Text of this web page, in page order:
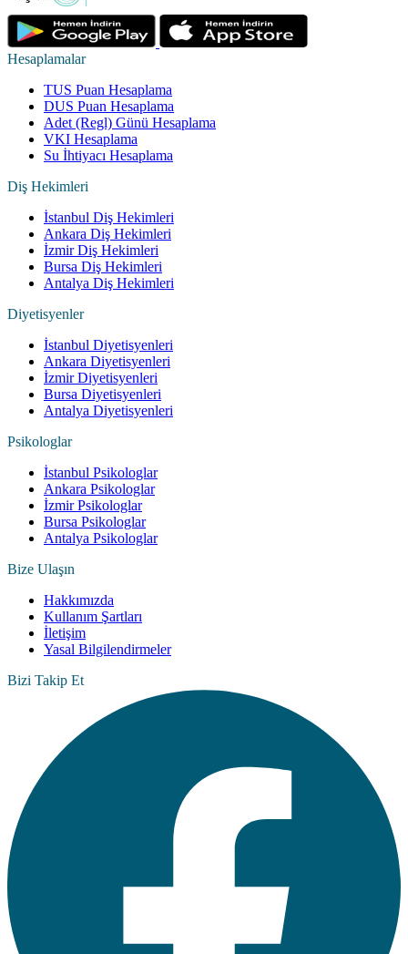
Hesaplamalar
TUS Puan Hesaplama
DUS Puan Hesaplama
Adet (Regl) Günü Hesaplama
VKI Hesaplama
Su İhtiyacı Hesaplama
Diş Hekimleri
İstanbul Diş Hekimleri
Ankara Diş Hekimleri
İzmir Diş Hekimleri
Bursa Diş Hekimleri
Antalya Diş Hekimleri
Diyetisyenler
İstanbul Diyetisyenleri
Ankara Diyetisyenleri
İzmir Diyetisyenleri
Bursa Diyetisyenleri
Antalya Diyetisyenleri
Psikologlar
İstanbul Psikologlar
Ankara Psikologlar
İzmir Psikologlar
Bursa Psikologlar
Antalya Psikologlar
Bize Ulaşın
Hakkımızda
Kullanım Şartları
İletişim
Yasal Bilgilendirmeler
Bizi Takip Et